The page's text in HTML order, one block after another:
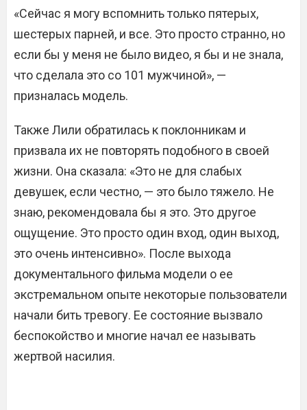
«Сейчас я могу вспомнить только пятерых,
шестерых парней, и все. Это просто странно, но
если бы у меня не было видео, я бы и не знала,
что сделала это со 101 мужчиной», —
призналась модель.
Также Лили обратилась к поклонникам и
призвала их не повторять подобного в своей
жизни. Она сказала: «Это не для слабых
девушек, если честно, — это было тяжело. Не
знаю, рекомендовала бы я это. Это другое
ощущение. Это просто один вход, один выход,
это очень интенсивно». После выхода
документального фильма модели о ее
экстремальном опыте некоторые пользователи
начали бить тревогу. Ее состояние вызвало
беспокойство и многие начал ее называть
жертвой насилия.